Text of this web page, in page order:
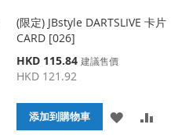
(限定) JBstyle DARTSLIVE 卡片
CARD [026]
特
殊
格
HKD 115.84 建議售價
HKD 121.92
添加到購物車
添